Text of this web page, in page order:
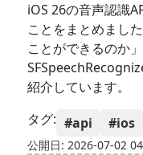
iOS 26の音声認識
ことをまとめまし
ことができるのか
紹介しています。
タグ: #api #ios
公開日: 2026-07-02